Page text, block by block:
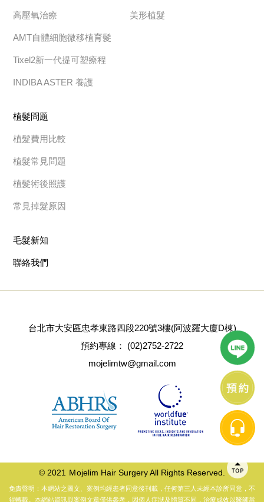
高壓氧治療
AMT自體細胞微移植育髮
Tixel2新一代提可塑療程
INDIBA ASTER 養護
美形植髮
植髮問題
植髮費用比較
植髮常見問題
植髮術後照護
常見掉髮原因
毛髮新知
聯絡我們
台北市大安區忠孝東路四段220號3樓(阿波羅大廈D棟)
預約專線：
(02)2752-2722
mojelimtw@gmail.com
© 2021 Ｍojelim Hair Surgery All Rights Reserved.
免責聲明：本網站之圖文、案例均經患者同意後刊載，任何第三人未經本診所同意，不
得轉載。本網站資訊與案例文章僅供參考，因個人症狀及體質不同，治療成效以醫師當